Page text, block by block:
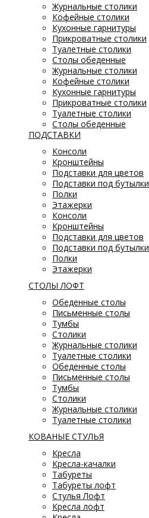
Журнальные столики
Кофейные столики
Кухонные гарнитуры
Прикроватные столики
Туалетные столики
Столы обеденные
Журнальные столики
Кофейные столики
Кухонные гарнитуры
Прикроватные столики
Туалетные столики
Столы обеденные
ПОДСТАВКИ
Консоли
Кронштейны
Подставки для цветов
Подставки под бутылки
Полки
Этажерки
Консоли
Кронштейны
Подставки для цветов
Подставки под бутылки
Полки
Этажерки
СТОЛЫ ЛОФТ
Обеденные столы
Письменные столы
Тумбы
Столики
Журнальные столики
Туалетные столики
Обеденные столы
Письменные столы
Тумбы
Столики
Журнальные столики
Туалетные столики
КОВАНЫЕ СТУЛЬЯ
Кресла
Кресла-качалки
Табуреты
Табуреты лофт
Стулья Лофт
Кресла лофт